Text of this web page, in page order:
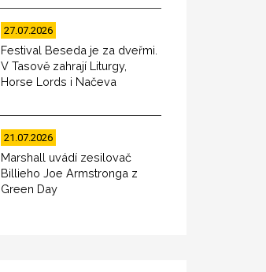
27.07.2026
Festival Beseda je za dveřmi.
V Tasově zahrají Liturgy,
Horse Lords i Načeva
21.07.2026
Marshall uvádí zesilovač
Billieho Joe Armstronga z
Green Day